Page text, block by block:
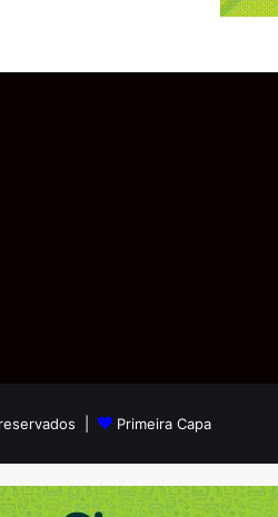
| Primeira Capa